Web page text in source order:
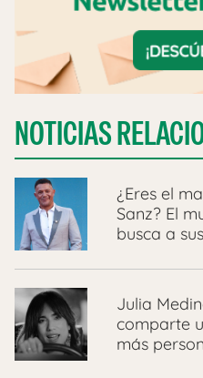
NOTICIAS
¿Eres el
Sanz? El
busca a
Julia
comparte
más